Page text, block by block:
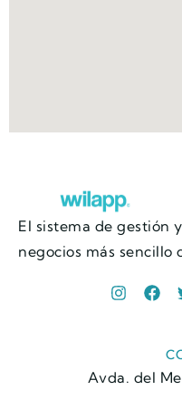
El sistema de gestión
negocios más sencillo
Avda. del